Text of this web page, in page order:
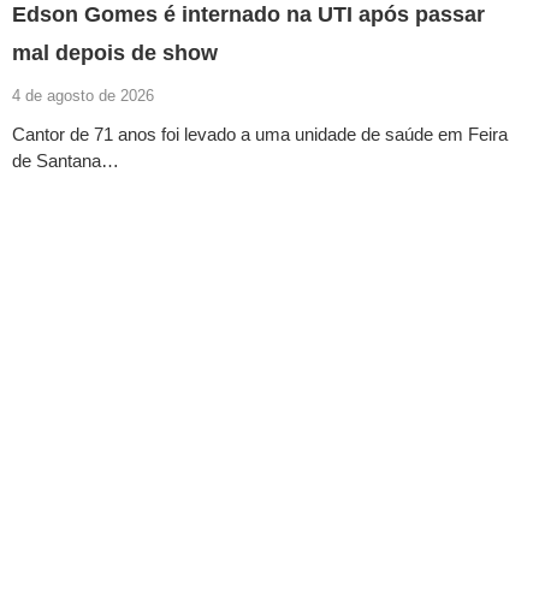
Edson Gomes é internado na UTI após passar
mal depois de show
4 de agosto de 2026
Cantor de 71 anos foi levado a uma unidade de saúde em Feira
de Santana…